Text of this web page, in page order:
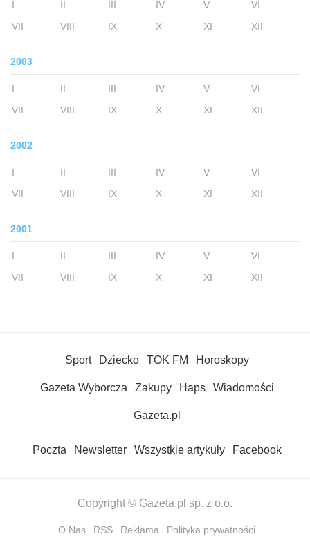
I II III IV V
VI
VII
VIII IX X XI XII
2003
I II III IV V
VI
VII
VIII IX X XI XII
2002
I II III IV V
VI
VII
VIII IX X XI XII
2001
I II III IV V
VI
VII
VIII IX X XI XII
Sport Dziecko TOK FM Horoskopy
Gazeta Wyborcza Zakupy Haps Wiadomości
Gazeta.pl
Poczta Newsletter Wszystkie artykuły Facebook
Copyright © Gazeta.pl sp. z o.o.
O Nas RSS Reklama Polityka prywatności